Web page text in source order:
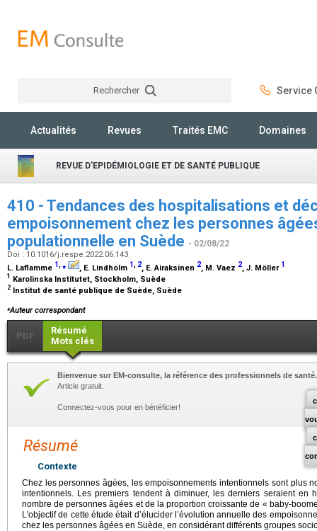
Rechercher Service
Actualités Revues Traités EMC Domaines
REVUE D'EPIDÉMIOLOGIE ET DE SANTÉ PUBLIQUE
410 - Tendances des hospitalisations et
empoisonnement chez les personnes
populationnelle en Suède - 02/08/22
Doi : 10.1016/j.respe.2022.06.143
L. Laflamme 1,⁎ , E. Lindholm 1, 2, E. Airaksinen 2, M. Vaez 2, J. Möller 1
1 Karolinska Institutet, Stockholm, Suède
2 Institut de santé publique de Suède, Suède
⁎Auteur correspondant
PDF
Résumé
Mots clés
Bienvenue sur EM-consulte, la référence des professionnels de santé.
Article gratuit.
Connectez-vous pour en bénéficier!
Résumé
Contexte
Chez les personnes âgées, les empoisonnements intentionnels sont plus
intentionnels. Les premiers tendent à diminuer, les derniers seraient en
nombre de personnes âgées et de la proportion croissante de « baby-
L'objectif de cette étude était d’élucider l’évolution annuelle des
chez les personnes âgées en Suède, en considérant différents groupes